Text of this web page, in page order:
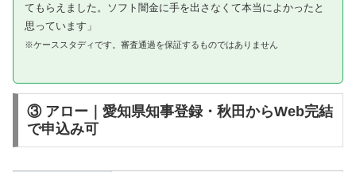
てもらえました。ソフト闇金に手を出さなくて本当によかったと
思っています」
※ケーススタディです。審査通過を保証するものではありません
③ アロー｜愛知県知事登録・秋田からWeb完結
で申込み可